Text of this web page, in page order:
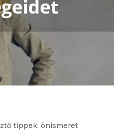
tippek,önismeret